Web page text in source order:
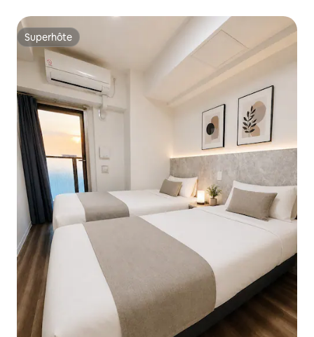
minutes des stations de métro Namba et Shinsaibashi｜
Appartement entier, pratique pour la vie quotidienne｜
Convient pour 2 personnes
Superhôte
Superhôte